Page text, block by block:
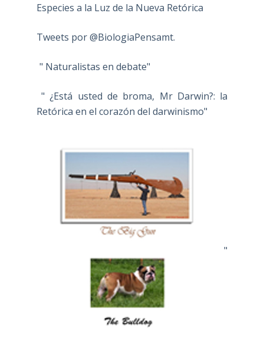
Especies a la Luz de la Nueva Retórica
Tweets por @BiologiaPensamt.
" Naturalistas en debate"
" ¿Está usted de broma, Mr Darwin?: la
Retórica en el corazón del darwinismo"
"